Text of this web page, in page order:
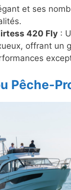
et ses
420 Fly :
offrant un
Pêche-